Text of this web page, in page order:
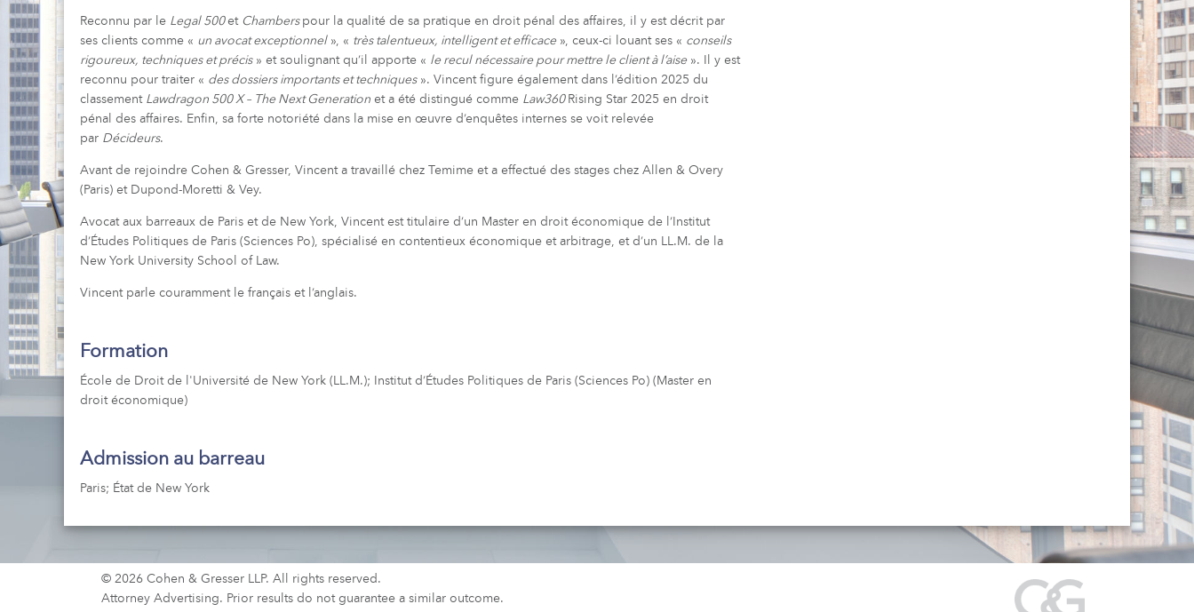
Reconnu par le Legal 500et Chambers pour la qualité de sa pratique en droit pénal des affaires, il y est décrit par
ses clients comme « un avocat exceptionnel», « très talentueux, intelligent et efficace», ceux-ci louant ses « conseils
rigoureux, techniques et précis» et soulignant qu’il apporte « le recul nécessaire pour mettre le client à l’aise». Il y est
reconnu pour traiter « des dossiers importants et techniques». Vincent figure également dans l’édition 2025 du
classement Lawdragon 500 X – The Next Generationet a été distingué comme Law360 Rising Star 2025 en droit
pénal des affaires. Enfin, sa forte notoriété dans la mise en œuvre d’enquêtes internes se voit relevée
par Décideurs.
Avant de rejoindre Cohen & Gresser, Vincent a travaillé chez Temime et a effectué des stages chez Allen & Overy
(Paris) et Dupond-Moretti & Vey.
Avocat aux barreaux de Paris et de New York, Vincent est titulaire d’un Master en droit économique de l’Institut
d’Études Politiques de Paris (Sciences Po), spécialisé en contentieux économique et arbitrage, et d’un LL.M. de la
New York University School of Law.
Vincent parle couramment le français et l’anglais.
Formation
École de Droit de l'Université de New York (LL.M.); Institut d’Études Politiques de Paris (Sciences Po) (Master en
droit économique)
Admission au barreau
Paris; État de New York
© 2026 Cohen & Gresser LLP. All rights reserved.
Attorney Advertising. Prior results do not guarantee a similar outcome.